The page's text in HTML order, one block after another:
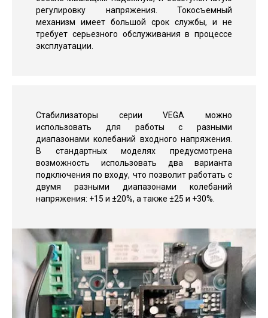
регулировку напряжения. Токосъемный
механизм имеет большой срок службы, и не
требует серьезного обслуживания в процессе
эксплуатации.
Стабилизаторы серии VEGA можно
использовать для работы с разными
диапазонами колебаний входного напряжения.
В стандартных моделях предусмотрена
возможность использовать два варианта
подключения по входу, что позволит работать с
двумя разными диапазонами колебаний
напряжения: +15 и ±20%, а также ±25 и +30%.